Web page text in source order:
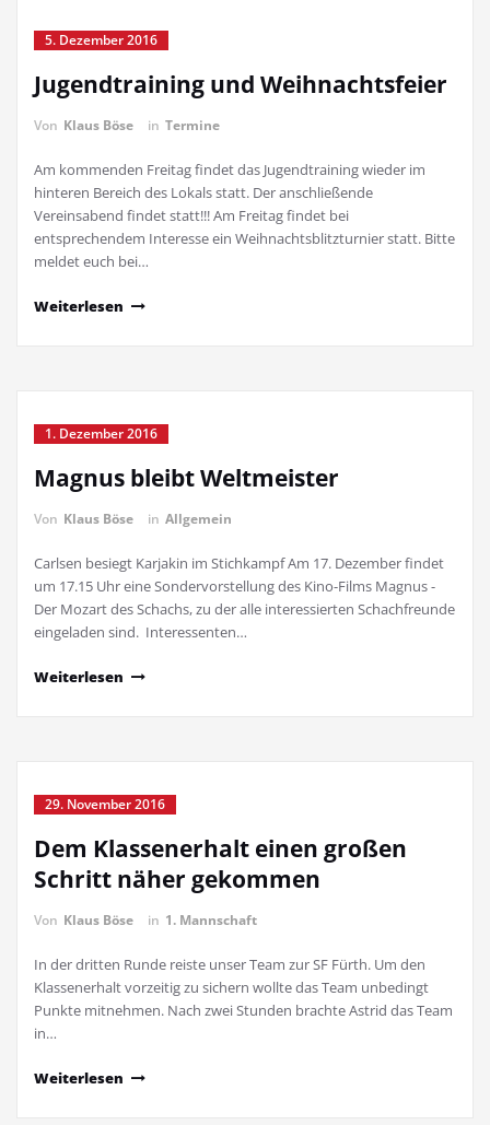
5. Dezember 2016
Jugendtraining und Weihnachtsfeier
Von Klaus Böse in Termine
Am kommenden Freitag findet das Jugendtraining wieder im
hinteren Bereich des Lokals statt. Der anschließende
Vereinsabend findet statt!!! Am Freitag findet bei
entsprechendem Interesse ein Weihnachtsblitzturnier statt. Bitte
meldet euch bei…
Weiterlesen
1. Dezember 2016
Magnus bleibt Weltmeister
Von Klaus Böse in Allgemein
Carlsen besiegt Karjakin im Stichkampf Am 17. Dezember findet
um 17.15 Uhr eine Sondervorstellung des Kino-Films Magnus -
Der Mozart des Schachs, zu der alle interessierten Schachfreunde
eingeladen sind. Interessenten…
Weiterlesen
29. November 2016
Dem Klassenerhalt einen großen
Schritt näher gekommen
Von Klaus Böse in 1. Mannschaft
In der dritten Runde reiste unser Team zur SF Fürth. Um den
Klassenerhalt vorzeitig zu sichern wollte das Team unbedingt
Punkte mitnehmen. Nach zwei Stunden brachte Astrid das Team
in…
Weiterlesen